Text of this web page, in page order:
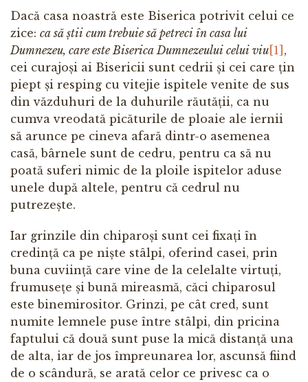
Dacă casa noastră este Biserica potrivit celui ce
zice: ca să știi cum trebuie să petreci în casa lui
Dumnezeu, care este Biserica Dumnezeului celui viu[1] ,
cei curajoși ai Bisericii sunt cedrii și cei care țin
piept și resping cu vitejie ispitele venite de sus
din văzduhuri de la duhurile răutății, ca nu
cumva vreodată picăturile de ploaie ale iernii
să arunce pe cineva afară dintr-o asemenea
casă, bârnele sunt de cedru, pentru ca să nu
poată suferi nimic de la ploile ispitelor aduse
unele după altele, pentru că cedrul nu
putrezește.
Iar grinzile din chiparoși sunt cei fixați în
credință ca pe niște stâlpi, oferind casei, prin
buna cuviință care vine de la celelalte virtuți,
frumusețe și bună mireasmă, căci chiparosul
este binemirositor. Grinzi, pe cât cred, sunt
numite lemnele puse între stâlpi, din pricina
faptului că două sunt puse la mică distanță una
de alta, iar de jos împreunarea lor, ascunsă fiind
de o scândură, se arată celor ce privesc ca o